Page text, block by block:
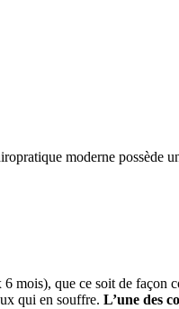
moderne possède
mois), que ce soit de façon
qui en souffre. L’une des